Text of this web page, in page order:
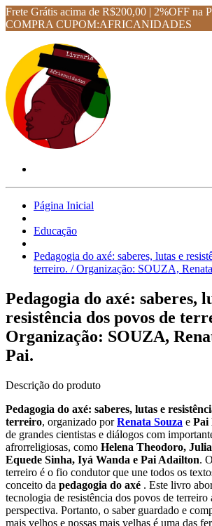
Frete Grátis acima de R$200,00 | 2%OFF na
COMPRA CUPOM:AFRICANIDADES
Página Inicial
Educação
Pedagogia do axé: saberes, lutas e
terreiro. / Organização: SOUZA,
Pedagogia do axé: saberes,
resistência dos povos de
Organização: SOUZA,
Pai.
Descrição do produto
Pedagogia do axé: saberes, lutas e
terreiro, organizado porRenata Souza e Pai
de grandes cientistas e diálogos com
afrorreligiosas, como Helena Theodoro,
Equede Sinha, Iyá Wanda e Pai Adailton.
terreiro é o fio condutor que une todos os
conceito da pedagogia do axé . Este livro
tecnologia de resistência dos povos de terreiro
perspectiva. Portanto, o saber guardado e
mais velhos e nossas mais velhas é uma das